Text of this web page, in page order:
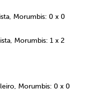
Morumbis: 0 x 0
Morumbis: 1 x 2
Morumbis: 0 x 0